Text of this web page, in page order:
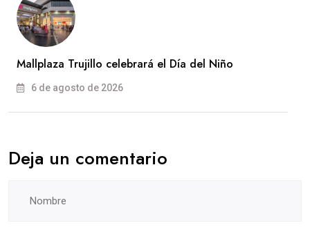
Mallplaza Trujillo celebrará el Día del Niño
6 de agosto de 2026
Deja un comentario